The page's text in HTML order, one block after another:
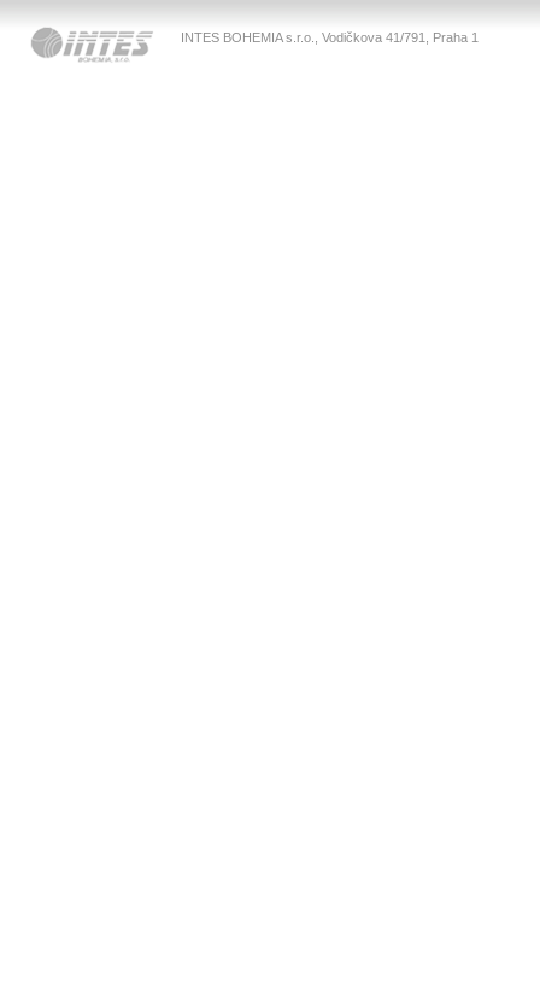
INTES BOHEMIA s.r.o., Vodičkova 41/791, Praha 1